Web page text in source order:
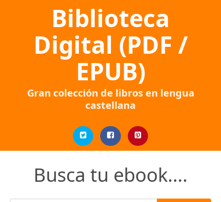
Biblioteca
Digital (PDF /
EPUB)
Gran colección de libros en lengua
castellana
Busca tu ebook....